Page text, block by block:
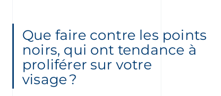
NEWSLETTER
FR
Que faire contre les points
noirs, qui ont tendance à
proliférer sur votre
visage ?